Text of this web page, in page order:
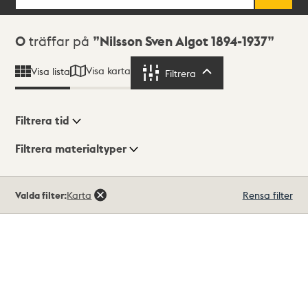
Sökresultat
0 träffar på Nilsson Sven Algot 1894-1937
Visa lista Visa karta Filtrera
Visningsläge
Filtrera tid
Filtrera materialtyper
träffar
Valda filter:Karta Rensa filter